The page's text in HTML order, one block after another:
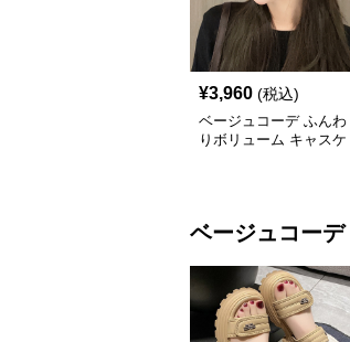
¥3,960 (税込)
ベージュコーデ ふんわ
りボリューム キャスケ
ベージュコーデ